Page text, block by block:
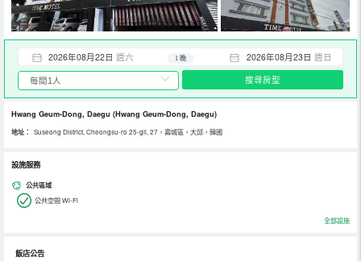
2026年08月22日 週六 2026年08月23日 週日
1 晚
搜尋房型
Hwang Geum-Dong, Daegu (Hwang Geum-Dong, Daegu)
地址： Suseong District, Cheongsu-ro 25-gil, 27，壽城區，大邱，韓國
設施服務
公共區域
公共空間 Wi-Fi
全部設施
飯店公告